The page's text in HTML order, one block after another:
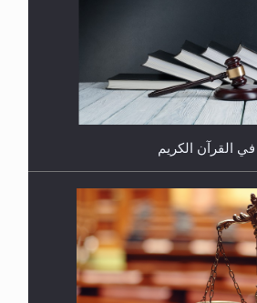
وفق السنة الميلادية أو الهجرية؟
كوافير نسائي للمحجبات وغير
القرآن الكريم